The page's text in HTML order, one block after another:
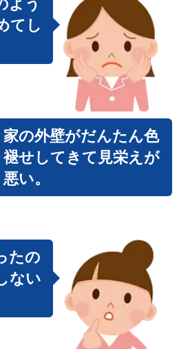
よう
てし
家の外壁がだんたん色
褪せしてきて見栄えが
悪い。
たの
ない